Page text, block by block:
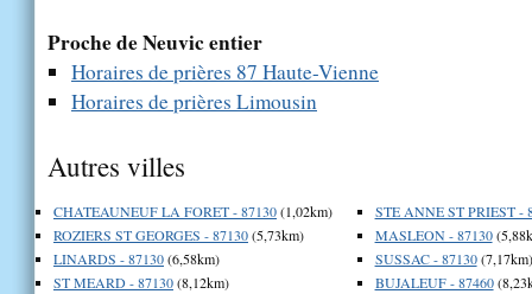
Proche de Neuvic entier
Horaires de prières 87 Haute-Vienne
Horaires de prières Limousin
Autres villes
CHATEAUNEUF LA FORET - 87130(1,02km)
ROZIERS ST GEORGES - 87130(5,73km)
LINARDS - 87130(6,58km)
ST MEARD - 87130(8,12km)
STE ANNE ST PRIEST -
MASLEON - 87130
SUSSAC - 87130(7,17km)
BUJALEUF - 87460